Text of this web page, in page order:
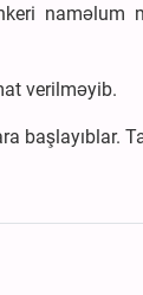
naməlum
verilməyib.
başlayıblar.